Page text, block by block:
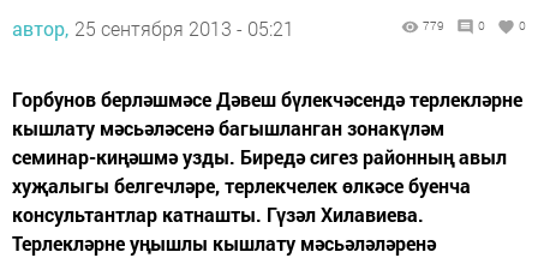
автор, 25 сентября 2013 - 05:21 779 0 0
Горбунов берләшмәсе Дәвеш бүлекчәсендә терлекләрне
кышлату мәсьәләсенә багышланган зонакүләм
семинар-киңәшмә узды. Биредә сигез районның авыл
хуҗалыгы белгечләре, терлекчелек өлкәсе буенча
консультантлар катнашты. Гүзәл Хилавиева.
Терлекләрне уңышлы кышлату мәсьәләләренә